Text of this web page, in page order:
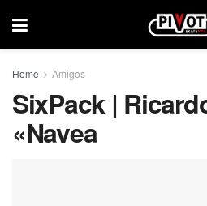
Home Amigos
SixPack |
«Navea